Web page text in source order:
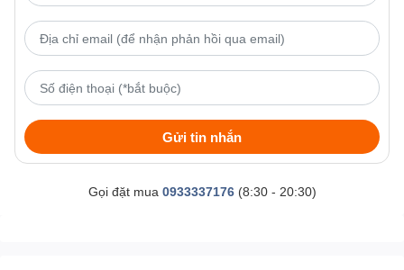
Gửi tin nhắn
Gọi đặt mua 0933337176(8:30 - 20:30)